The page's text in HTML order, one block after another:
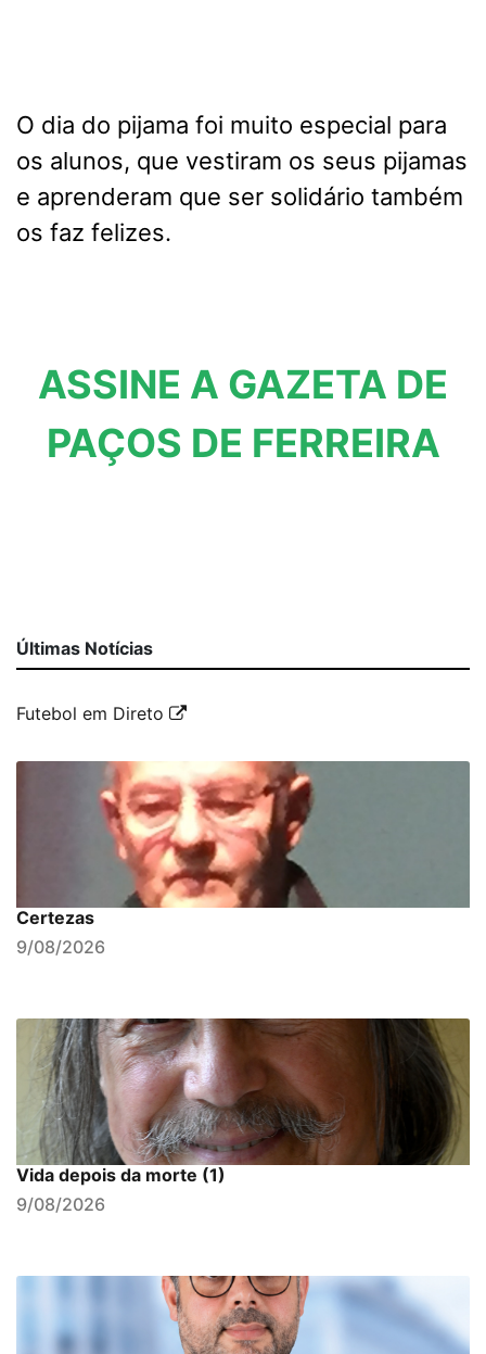
O dia do pijama foi muito especial para
os alunos, que vestiram os seus pijamas
e aprenderam que ser solidário também
os faz felizes.
ASSINE A GAZETA DE
PAÇOS DE FERREIRA
Últimas Notícias
Futebol em Direto
Certezas
9/08/2026
Vida depois da morte (1)
9/08/2026